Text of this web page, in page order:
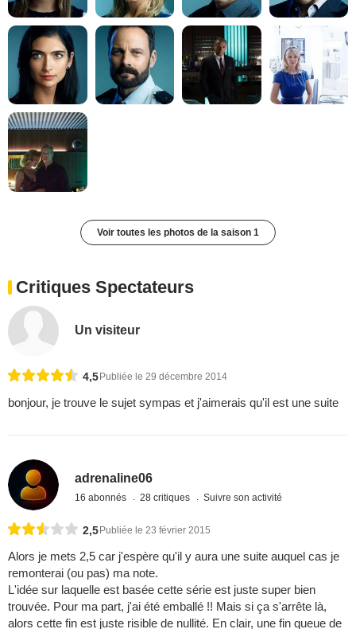
Voir toutes les photos de la saison 1
Critiques Spectateurs
Un visiteur
4,5 Publiée le 29 décembre 2014
bonjour, je trouve le sujet sympas et j'aimerais qu'il est une suite
adrenaline06
16 abonnés 28 critiques Suivre son activité
2,5 Publiée le 23 février 2015
Alors je mets 2,5 car j'espère qu'il y aura une suite auquel cas je
remonterai (ou pas) ma note.
L'idée sur laquelle est basée cette série est juste super bien
trouvée. Pour ma part, j'ai été emballé !! Mais si ça s'arrête là,
alors cette fin est juste risible de nullité. En clair, une fin queue de